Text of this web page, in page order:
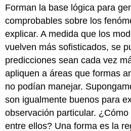
Forman la base lógica para
comprobables sobre los
explicar. A medida que los
vuelven más sofisticados, se
predicciones sean cada vez
apliquen a áreas que formas
no podían manejar.
son igualmente buenos para
observación particular.
entre ellos? Una forma es la